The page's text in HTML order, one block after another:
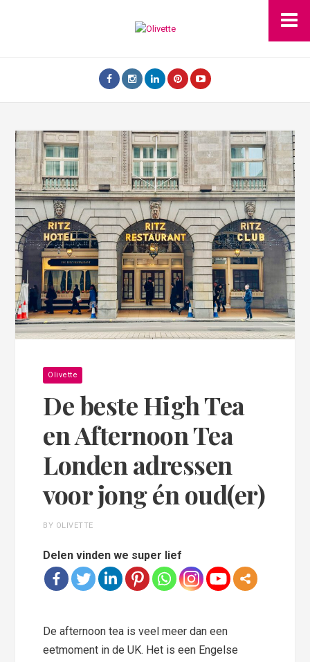
Olivette
De beste High Tea
en Afternoon Tea
Londen adressen
voor jong én oud(er)
BY OLIVETTE
Delen vinden we super lief
De afternoon tea is veel meer dan een
eetmoment in de UK. Het is een Engelse